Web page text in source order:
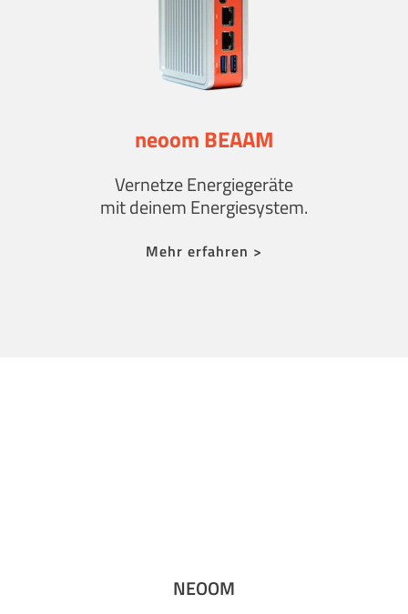
neoom BEAAM
Vernetze Energie­geräte
mit deinem Energiesystem.
Mehr erfahren >
NEOOM